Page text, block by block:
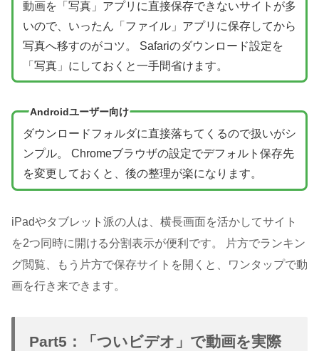
動画を「写真」アプリに直接保存できないサイトが多
いので、いったん「ファイル」アプリに保存してから
写真へ移すのがコツ。 Safariのダウンロード設定を
「写真」にしておくと一手間省けます。
Androidユーザー向け
ダウンロードフォルダに直接落ちてくるので扱いがシ
ンプル。 Chromeブラウザの設定でデフォルト保存先
を変更しておくと、後の整理が楽になります。
iPadやタブレット派の人は、横長画面を活かしてサイト
を2つ同時に開ける分割表示が便利です。 片方でランキン
グ閲覧、もう片方で保存サイトを開くと、ワンタップで動
画を行き来できます。
Part5：「ついビデオ」で動画を実際